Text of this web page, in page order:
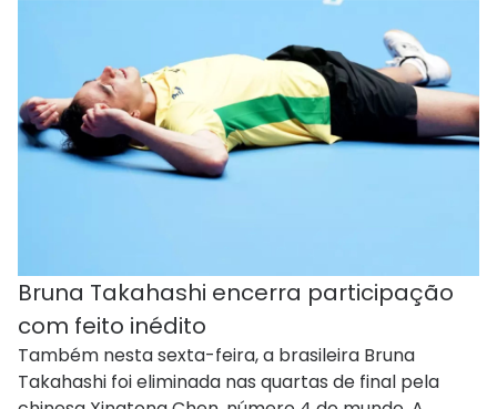
Bruna Takahashi encerra participação
com feito inédito
Também nesta sexta-feira, a brasileira Bruna
Takahashi foi eliminada nas quartas de final pela